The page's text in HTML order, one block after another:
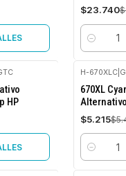
$23.740
Cantidad
HP
-5%
OFF
H-670XLC
670XL
$5.215
Cantidad